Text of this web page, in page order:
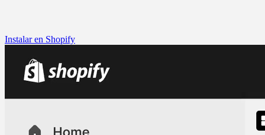
Instalar en Shopify